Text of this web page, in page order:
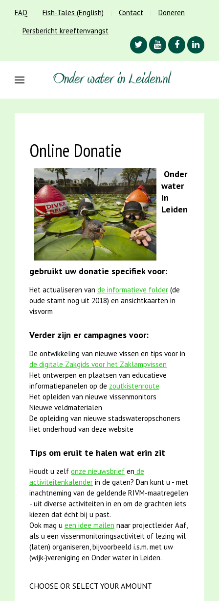
FAQ Fish-Tales (English) Contact
Doneren
Persbericht kreeftenvangst
Online Donatie
Onder
water
in
Leiden
gebruikt uw donatie specifiek voor:
Het actualiseren van de informatieve folder (de
oude stamt nog uit 2018) en ansichtkaarten in
visvorm
Verder zijn er campagnes voor:
De ontwikkeling van nieuwe vissen en tips voor in
de digitale Zakgids voor het Zaklampvissen
Het ontwerpen en plaatsen van educatieve
informatiepanelen op de zoutkistenroute
Het opleiden van nieuwe vissenmonitors
Nieuwe veldmaterialen
De opleiding van nieuwe stadswateropschoners
Het onderhoud van deze website
Tips om eruit te halen wat erin zit
Houdt u zelf onze nieuwsbrief en de
activiteitenkalender in de gaten? Dan kunt u - met
inachtneming van de geldende RIVM-maatregelen
- uit diverse activiteiten in en om de grachten iets
kiezen dat écht bij u past.
Ook mag u een idee mailen naar projectleider Aaf,
als u een vissenmonitoringsactiviteit of lezing wil
(laten) organiseren, bijvoorbeeld i.s.m. met uw
(wijk-)vereniging en Onder water in Leiden.
CHOOSE OR SELECT YOUR AMOUNT